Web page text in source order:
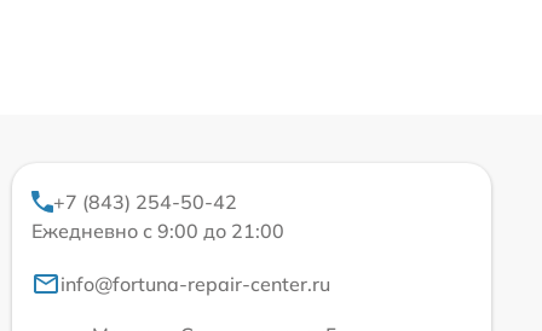
+7 (843) 254-50-42
Ежедневно с 9:00 до 21:00
info@fortuna-repair-center.ru